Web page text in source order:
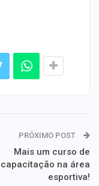
PRÓXIMO POST
Mais um curso de
capacitação na área
esportiva!